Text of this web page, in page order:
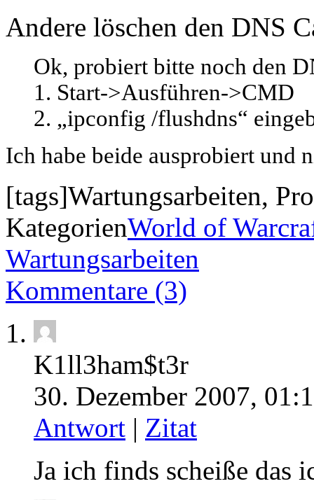
Andere löschen den DNS
Ok, probiert bitte noch den
1. Start->Ausführen->CMD
2. „ipconfig /flushdns“
Ich habe beide ausprobiert und
[tags]Wartungsarbeiten,
KategorienWorld of
Wartungsarbeiten
Kommentare (3)
K1ll3ham$t3r
30. Dezember 2007,
Antwort | Zitat
Ja ich finds scheiße das